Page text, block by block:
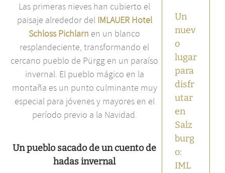
Las primeras nieves han cubierto el
paisaje alrededor del IMLAUER Hotel
Schloss Pichlarn en un blanco
resplandeciente, transformando el
cercano pueblo de Pürgg en un paraíso
invernal. El pueblo mágico en la
montaña es un punto culminante muy
especial para jóvenes y mayores en el
período previo a la Navidad.
Un pueblo sacado de un cuento de
hadas invernal
Mirabell
Cocina y
Noticias
destacadas
Un
nuev
o
lugar
para
disfr
utar
en
Salz
burg
o:
IML